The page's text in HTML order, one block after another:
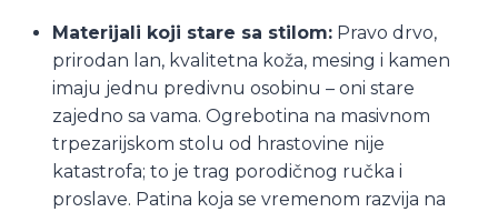
Materijali koji stare sa stilom: Pravo drvo,
prirodan lan, kvalitetna koža, mesing i kamen
imaju jednu predivnu osobinu – oni stare
zajedno sa vama. Ogrebotina na masivnom
trpezarijskom stolu od hrastovine nije
katastrofa; to je trag porodičnog ručka i
proslave. Patina koja se vremenom razvija na